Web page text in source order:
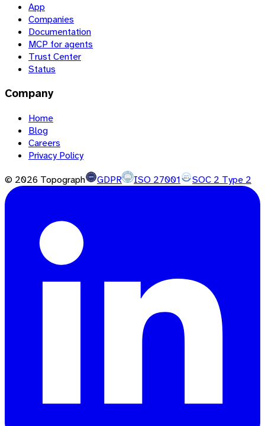
App
Companies
Documentation
MCP for agents
Trust Center
Status
Company
Home
Blog
Careers
Privacy Policy
© 2026 Topograph GDPR ISO 27001 SOC 2 Type 2